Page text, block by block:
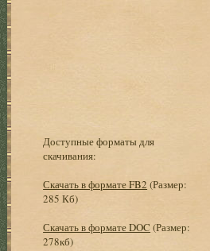
Доступные форматы для
скачивания:
Скачать в формате FB2 (Размер:
285 Кб)
Скачать в формате DOC (Размер:
278кб)